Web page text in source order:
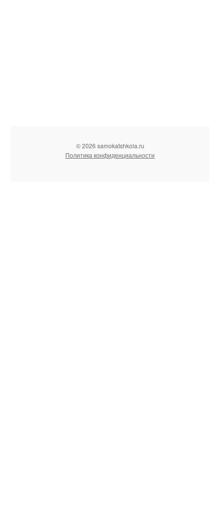
© 2026 samokatshkola.ru
Политика конфиденциальности